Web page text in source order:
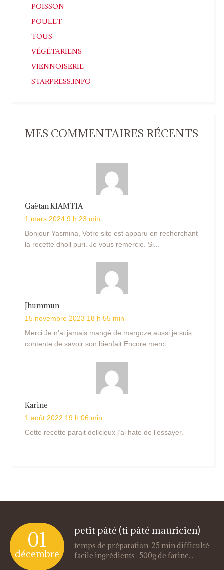
POISSON
POULET
TOUS
VÉGÉTARIENS
VIENNOISERIE
STARPRESS.INFO
MES COMMENTAIRES RÉCENTS
Gaëtan KIAMTIA
1 mars 2024 9 h 23 min
Bonjour Yasmina, Votre site est apparu en recherchant
la recette dholl puri. Je vous remercie. Si...
Jhummun
15 novembre 2023 18 h 55 min
Merci Je n'ai jamais mangé de margoze aussi je suis
contente de savoir son bienfait Encore merci
Karine
1 août 2022 19 h 06 min
Cette recette parait delicieux j’ai hate de l’essayer.
01
décembre
petit pâté (ti pâté mauricien)
temps de préparation: 25 min difficulté:
facile ingrédients : 500g de farine...